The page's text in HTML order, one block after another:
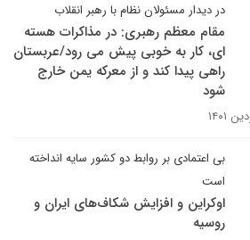
در دیدار مسئولان نظام با رهبر انقلاب
مقام معظم رهبری: در مذاکرات هسته
ای، کار به خوبی پیش می رود/عربستان
راهی پیدا کند و از معرکه یمن خارج
شود
بی اعتمادی بر روابط دو کشور سایه انداخته
است
اوکراین و افزایش شکاف‌های ایران و
روسیه